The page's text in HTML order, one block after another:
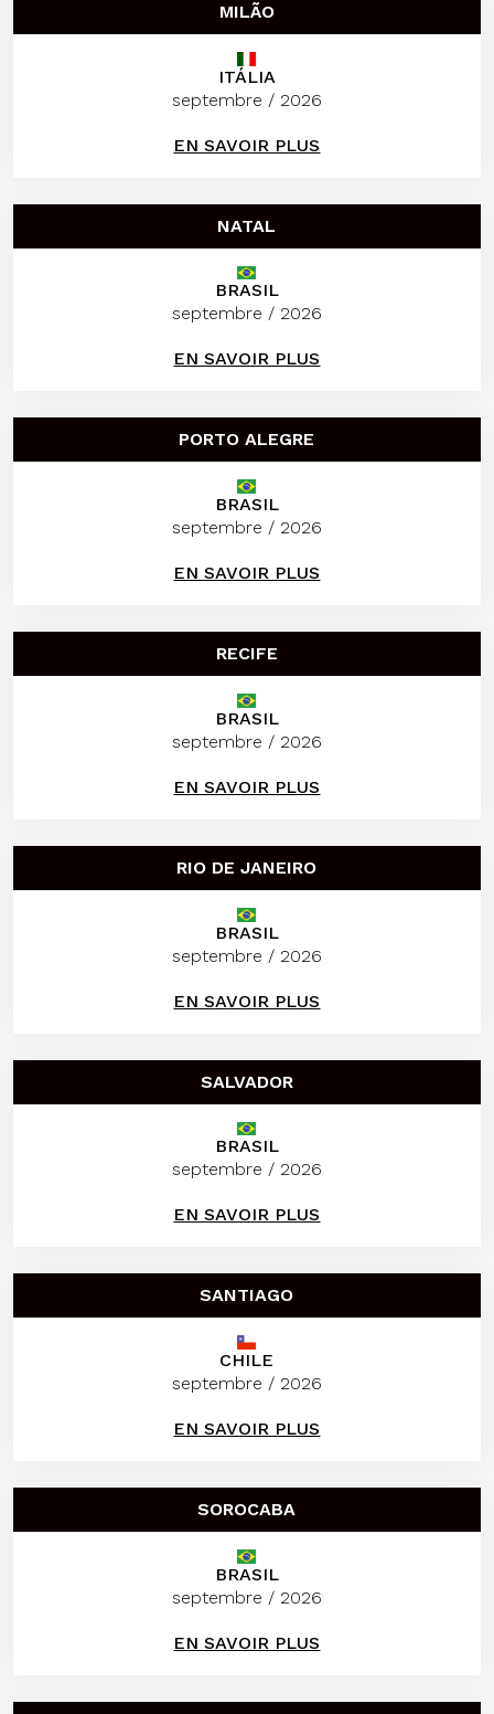
MILÃO
ITÁLIA
septembre / 2026
EN SAVOIR PLUS
NATAL
BRASIL
septembre / 2026
EN SAVOIR PLUS
PORTO ALEGRE
BRASIL
septembre / 2026
EN SAVOIR PLUS
RECIFE
BRASIL
septembre / 2026
EN SAVOIR PLUS
RIO DE JANEIRO
BRASIL
septembre / 2026
EN SAVOIR PLUS
SALVADOR
BRASIL
septembre / 2026
EN SAVOIR PLUS
SANTIAGO
CHILE
septembre / 2026
EN SAVOIR PLUS
SOROCABA
BRASIL
septembre / 2026
EN SAVOIR PLUS